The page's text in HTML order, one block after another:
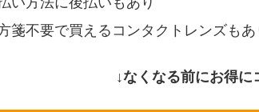
箋不要で買えるコンタクトレンズもあ
↓なくなる前にお得に